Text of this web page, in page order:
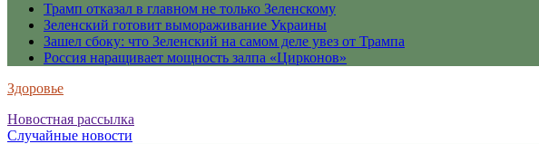
Трамп отказал в главном не только Зеленскому
Зеленский готовит вымораживание Украины
Зашел сбоку: что Зеленский на самом деле увез от Трампа
Россия наращивает мощность залпа «Цирконов»
Здоровье
Новостная рассылка
Случайные новости